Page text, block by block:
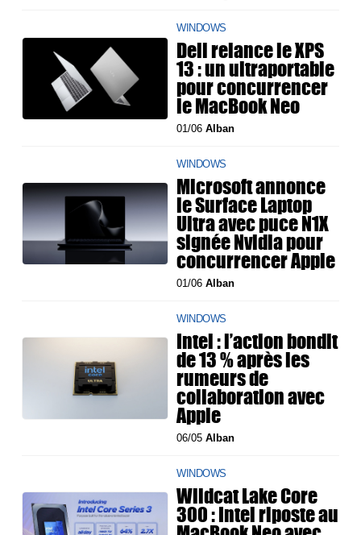
WINDOWS
Dell relance le XPS
13 : un ultraportable
pour concurrencer
le MacBook Neo
01/06Alban
WINDOWS
Microsoft annonce
le Surface Laptop
Ultra avec puce N1X
signée Nvidia pour
concurrencer Apple
01/06Alban
WINDOWS
Intel : l’action bondit
de 13 % après les
rumeurs de
collaboration avec
Apple
06/05Alban
WINDOWS
Wildcat Lake Core
300 : Intel riposte au